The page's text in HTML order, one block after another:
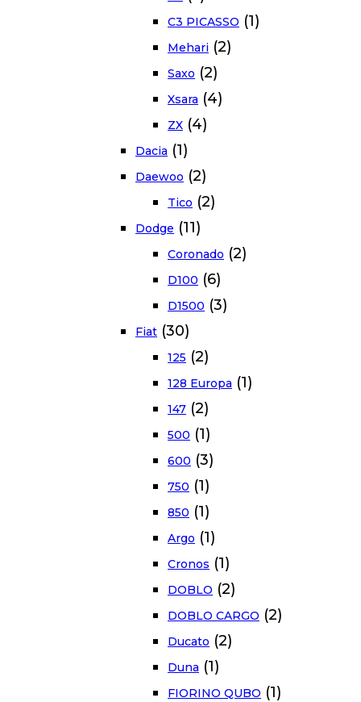
C3 PICASSO (1)
Mehari (2)
Saxo (2)
Xsara (4)
ZX (4)
Dacia (1)
Daewoo (2)
Tico (2)
Dodge (11)
Coronado (2)
D100 (6)
D1500 (3)
Fiat (30)
125 (2)
128 Europa (1)
147 (2)
500 (1)
600 (3)
750 (1)
850 (1)
Argo (1)
Cronos (1)
DOBLO (2)
DOBLO CARGO (2)
Ducato (2)
Duna (1)
FIORINO QUBO (1)